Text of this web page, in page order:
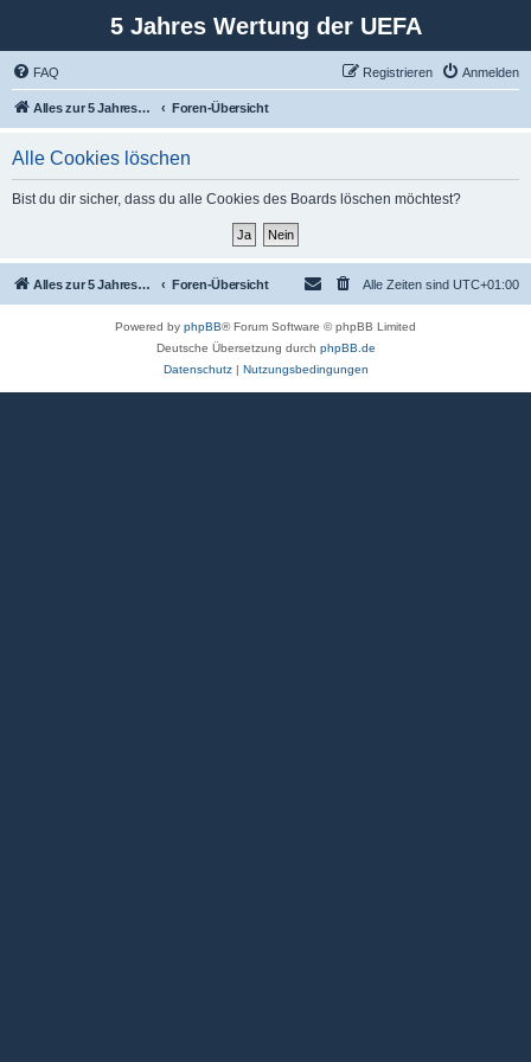
5 Jahres Wertung der UEFA
FAQ Anmelden
Registrieren
Alles zur 5 Jahreswertung / Tabelle der UEFA mit vielen Statistiken. Foren-Übersicht
Alle Cookies löschen
Bist du dir sicher, dass du alle Cookies des Boards löschen möchtest?
Alles zur 5 Jahreswertung / Tabelle der UEFA mit vielen Statistiken. Foren-Übersicht Alle Zeiten sind UTC+01:00
Powered by phpBB® Forum Software © phpBB Limited
Deutsche Übersetzung durch phpBB.de
Datenschutz| Nutzungsbedingungen